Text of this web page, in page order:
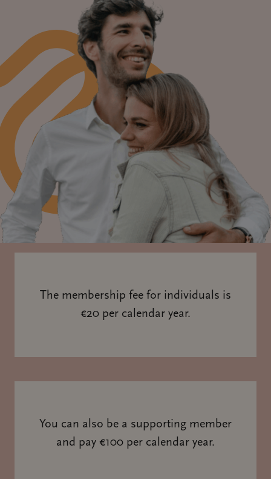
The membership fee for individuals is
€20 per calendar year.
You can also be a supporting member
and pay €100 per calendar year.